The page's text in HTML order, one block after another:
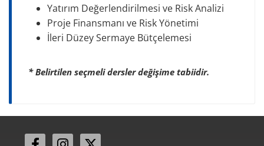
Yatırım Değerlendirilmesi ve Risk Analizi
Proje Finansmanı ve Risk Yönetimi
İleri Düzey Sermaye Bütçelemesi
* Belirtilen seçmeli dersler değişime tabiidir.